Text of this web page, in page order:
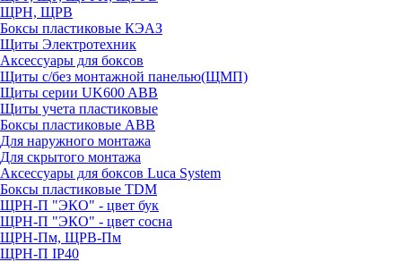
ЩРН, ЩРВ
Боксы пластиковые КЭАЗ
Щиты Электротехник
Аксессуары для боксов
Щиты с/без монтажной панелью(ЩМП)
Щиты серии UK600 ABB
Щиты учета пластиковые
Боксы пластиковые ABB
Для наружного монтажа
Для скрытого монтажа
Аксессуары для боксов Luca System
Боксы пластиковые TDM
ЩРН-П "ЭКО" - цвет бук
ЩРН-П "ЭКО" - цвет сосна
ЩРН-Пм, ЩРВ-Пм
ЩРН-П IP40